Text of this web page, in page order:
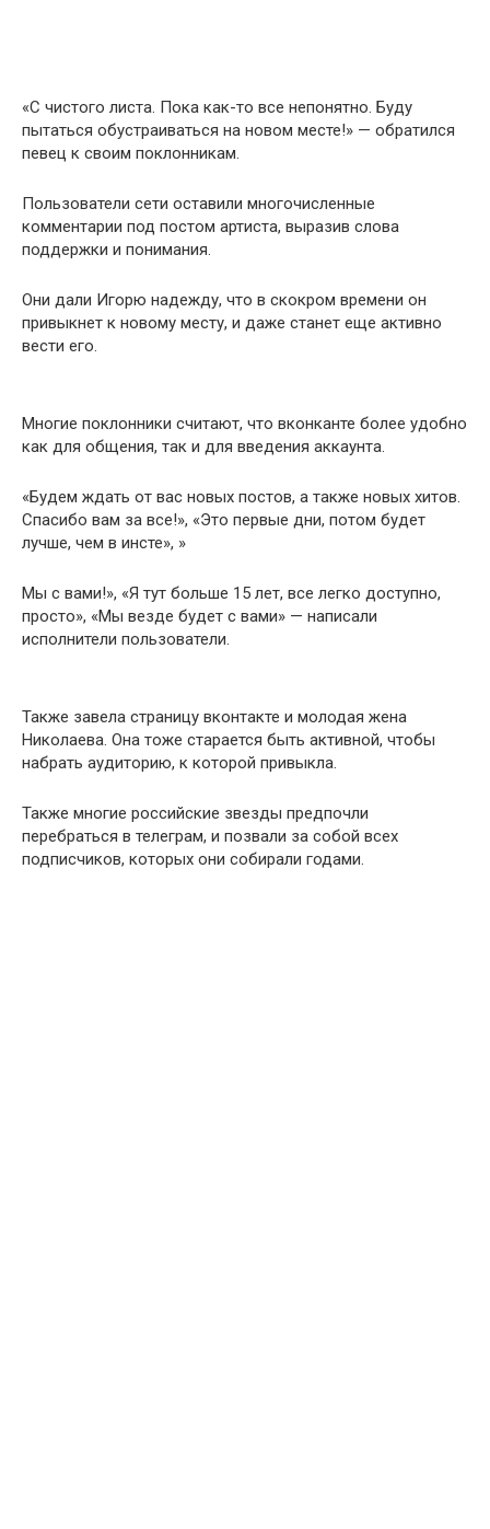
«С чистого листа. Пока как-то все непонятно. Буду
пытаться обустраиваться на новом месте!» — обратился
певец к своим поклонникам.
Пользователи сети оставили многочисленные
комментарии под постом артиста, выразив слова
поддержки и понимания.
Они дали Игорю надежду, что в скокром времени он
привыкнет к новому месту, и даже станет еще активно
вести его.
Многие поклонники считают, что вконканте более удобно
как для общения, так и для введения аккаунта.
«Будем ждать от вас новых постов, а также новых хитов.
Спасибо вам за все!», «Это первые дни, потом будет
лучше, чем в инсте», »
Мы с вами!», «Я тут больше 15 лет, все легко доступно,
просто», «Мы везде будет с вами» — написали
исполнители пользователи.
Также завела страницу вконтакте и молодая жена
Николаева. Она тоже старается быть активной, чтобы
набрать аудиторию, к которой привыкла.
Также многие российские звезды предпочли
перебраться в телеграм, и позвали за собой всех
подписчиков, которых они собирали годами.